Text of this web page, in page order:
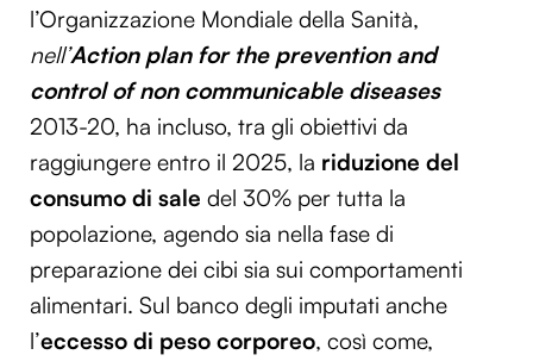
l’Organizzazione Mondiale della Sanità,
nell’Action plan for the prevention and
control of non communicable diseases
2013-20, ha incluso, tra gli obiettivi da
raggiungere entro il 2025, la riduzione del
consumo di sale del 30% per tutta la
popolazione, agendo sia nella fase di
preparazione dei cibi sia sui comportamenti
alimentari. Sul banco degli imputati anche
l’eccesso di peso corporeo, così come,